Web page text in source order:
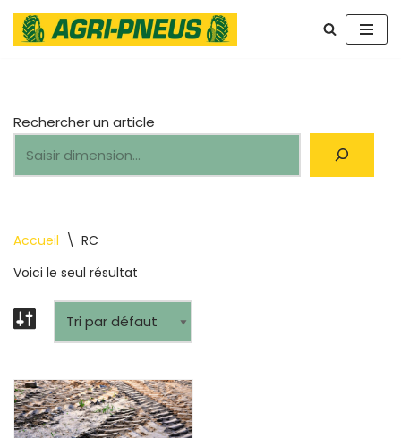
Aller
Accueil \ RC
Voici le seul résultat
Rechercher un article